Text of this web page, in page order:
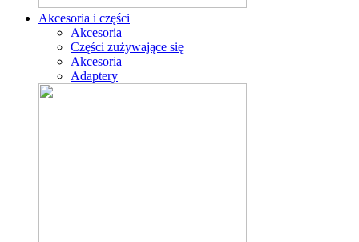
Akcesoria i części
Akcesoria
Części zużywające się
Akcesoria
Adaptery